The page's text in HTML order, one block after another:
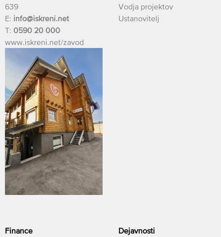
639
E: info@iskreni.net
T: 0590 20 000
www.iskreni.net/zavod
Vodja projektov
Ustanovitelj
Finance
Dejavnosti